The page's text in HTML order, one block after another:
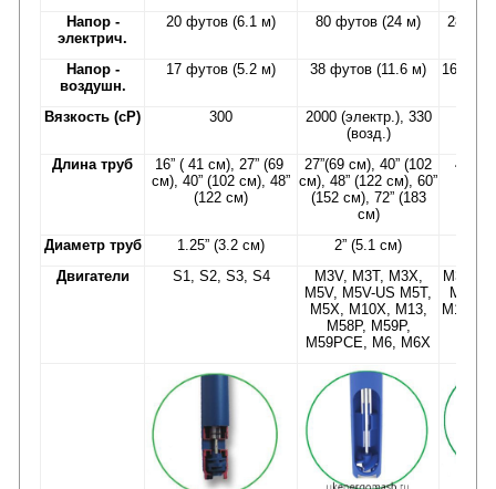
Напор -
электрич.
20 футов (6.1 м) 80 футов (24 м)
28
Напор -
воздушн.
17 футов (5.2 м) 38 футов (11.6 м) 16
Вязкость (сР) 300
2000 (электр.), 330
(возд.)
Длина труб
16” ( 41 см), 27” (69
см), 40” (102 см), 48”
(122 см)
27”(69 см), 40” (102
см), 48” (122 см), 60”
(152 см), 72” (183
см)
40” (
Диаметр труб 1.25” (3.2 см) 2” (5.1 см)
Двигатели
S1, S2, S3, S4
M3V, M3T, M3X,
M5V, M5V-US M5T,
M5X, M10X, M13,
M58P, M59P,
M59PCE, M6, M6X
M3V,
M5V-
M10X,